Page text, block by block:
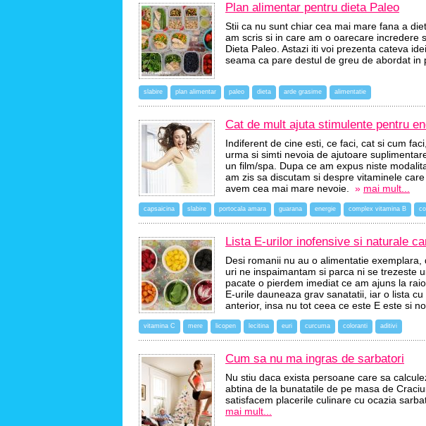
Plan alimentar pentru dieta Paleo
Stii ca nu sunt chiar cea mai mare fana a
am scris si in care am o oarecare incredere
Dieta Paleo. Astazi iti voi prezenta cateva
seama ca pare destul de greu de abordat in
slabire plan alimentar paleo dieta arde grasime alimentatie
Cat de mult ajuta stimulente pentru
Indiferent de cine esti, ce faci, cat si cum
urma si simti nevoia de ajutoare
un film/spa. Dupa ce am expus niste
am zis sa discutam si despre vitaminele
avem cea mai mare nevoie. » mai mult...
capsaicina slabire portocala amara guarana energie complex vitamina B
Lista E-urilor inofensive si naturale
Desi romanii nu au o alimentatie
uri ne inspaimantam si parca ni se trezeste
pacate o pierdem imediat ce am ajuns la
E-urile dauneaza grav sanatatii, iar o lista
anterior, insa nu tot ceea ce este E este si
vitamina C mere licopen lecitina euri curcuma coloranti aditivi
Cum sa nu ma ingras de sarbatori
Nu stiu daca exista persoane care sa
abtina de la bunatatile de pe masa de
satisfacem placerile culinare cu ocazia
mai mult...